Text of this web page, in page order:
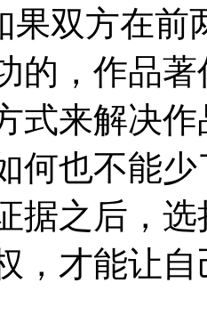
果双方在
的，作品
式来解决
何也不能
据之后，
，才能让